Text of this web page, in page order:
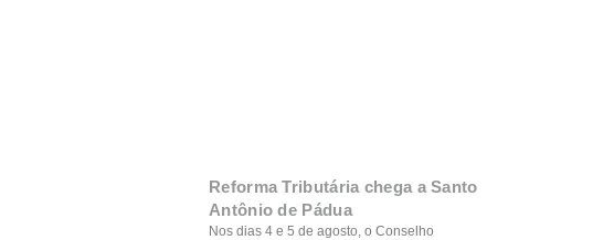
Reforma Tributária chega a Santo
Antônio de Pádua
Nos dias 4 e 5 de agosto, o Conselho